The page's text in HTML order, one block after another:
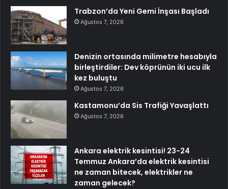
Trabzon’da Yeni Gemi İnşası Başladı
Ağustos 7, 2026
Denizin ortasında milimetre hesabıyla
birleştirdiler: Dev köprünün iki ucu ilk
kez buluştu
Ağustos 7, 2026
Kastamonu’da Sis Trafiği Yavaşlattı
Ağustos 7, 2026
Ankara elektrik kesintisi! 23-24
Temmuz Ankara’da elektrik kesintisi
ne zaman bitecek, elektrikler ne
zaman gelecek?